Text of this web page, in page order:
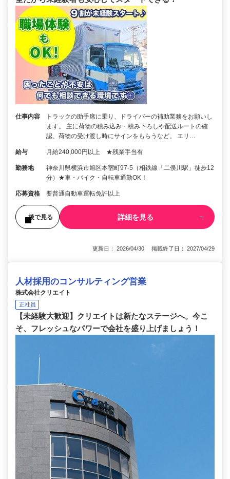
仕事内容
トラックの助手席に乗り、ドライバーの補助業務をお願いし
ます。 主に荷物の積み込み・積み下ろしや配送ルートの確
認、荷物の受け渡し時にサインをもらうなど。 エリ…
給与 月給240,000円以上 ★残業手当有
勤務地
神奈川県横浜市旭区本宿町97-5（相鉄線「二俣川駅」徒歩12
分）★車・バイク・自転車通勤OK！
応募資格 要普通自動車運転免許以上
後で見る 詳細を見る
更新日： 2026/04/30 掲載終了日： 2027/04/29
人材採用のコンサルティング営業
株式会社クリエイト
正社員
【未経験大歓迎】クリエイトは新たなステージへ。今こ
そ、フレッシュなパワーで会社を盛り上げましょう！